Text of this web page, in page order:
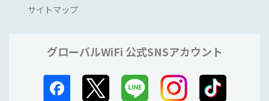
サイトマップ
グローバルWiFi 公式SNSアカウント